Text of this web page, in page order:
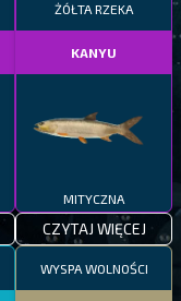
ŻÓŁTA RZEKA
KANYU
MITYCZNA
CZYTAJ WIĘCEJ
WYSPA WOLNOŚCI